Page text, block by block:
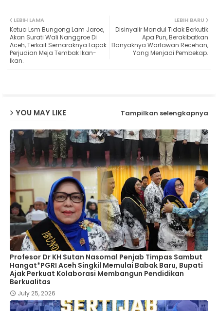
ter ats
ap
LEBIH BARU
Disinyalir Mandul Tidak Berkutik
Apa Pun, Berakibatkan
Banyaknya Wartawan Recehan,
Yang Menjadi Pembekap.
LEBIH LAMA
Ketua Lsm Bungong Lam Jaroe,
Akan Surati Wali Nanggroe Di
Aceh, Terkait Semaraknya Lapak
Perjudian Meja Tembak Ikan-
Ikan.
YOU MAY LIKE Tampilkan selengkapnya
Profesor Dr KH Sutan Nasomal Penjab Timpas Sambut
Hangat*PGRI Aceh Singkil Memulai Babak Baru, Bupati
Ajak Perkuat Kolaborasi Membangun Pendidikan
Berkualitas
July 25, 2026